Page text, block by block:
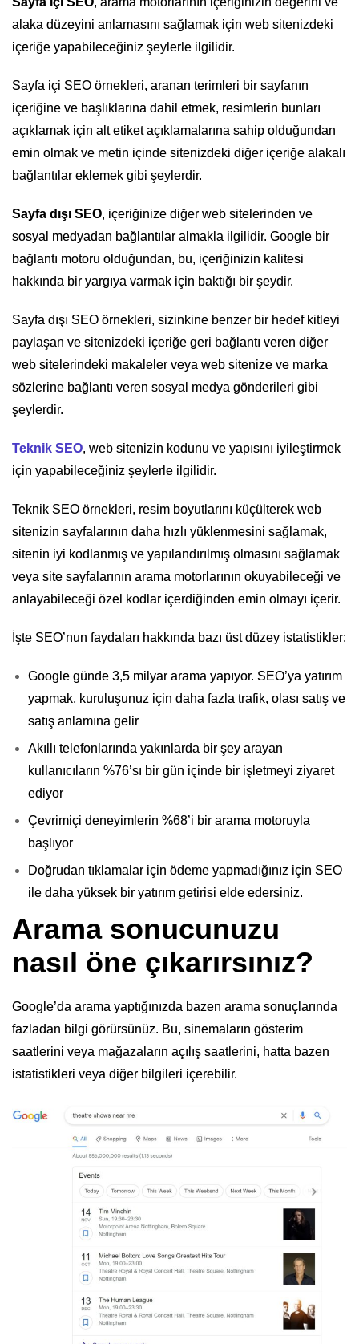
alaka düzeyini anlamasını sağlamak için web sitenizdeki
içeriğe yapabileceğiniz şeylerle ilgilidir.
Sayfa içi SEO örnekleri, aranan terimleri bir sayfanın
içeriğine ve başlıklarına dahil etmek, resimlerin bunları
açıklamak için alt etiket açıklamalarına sahip olduğundan
emin olmak ve metin içinde sitenizdeki diğer içeriğe alakalı
bağlantılar eklemek gibi şeylerdir.
Sayfa dışı SEO, içeriğinize diğer web sitelerinden ve
sosyal medyadan bağlantılar almakla ilgilidir. Google bir
bağlantı motoru olduğundan, bu, içeriğinizin kalitesi
hakkında bir yargıya varmak için baktığı bir şeydir.
Sayfa dışı SEO örnekleri, sizinkine benzer bir hedef kitleyi
paylaşan ve sitenizdeki içeriğe geri bağlantı veren diğer
web sitelerindeki makaleler veya web sitenize ve marka
sözlerine bağlantı veren sosyal medya gönderileri gibi
şeylerdir.
Teknik SEO, web sitenizin kodunu ve yapısını iyileştirmek
için yapabileceğiniz şeylerle ilgilidir.
Teknik SEO örnekleri, resim boyutlarını küçülterek web
sitenizin sayfalarının daha hızlı yüklenmesini sağlamak,
sitenin iyi kodlanmış ve yapılandırılmış olmasını sağlamak
veya site sayfalarının arama motorlarının okuyabileceği ve
anlayabileceği özel kodlar içerdiğinden emin olmayı içerir.
İşte SEO’nun faydaları hakkında bazı üst düzey istatistikler:
Google günde 3,5 milyar arama yapıyor. SEO’ya yatırım
yapmak, kuruluşunuz için daha fazla trafik, olası satış ve
satış anlamına gelir
Akıllı telefonlarında yakınlarda bir şey arayan
kullanıcıların %76’sı bir gün içinde bir işletmeyi ziyaret
ediyor
Çevrimiçi deneyimlerin %68’i bir arama motoruyla
başlıyor
Doğrudan tıklamalar için ödeme yapmadığınız için SEO
ile daha yüksek bir yatırım getirisi elde edersiniz.
Arama sonucunuzu
nasıl öne çıkarırsınız?
Google’da arama yaptığınızda bazen arama sonuçlarında
fazladan bilgi görürsünüz. Bu, sinemaların gösterim
saatlerini veya mağazaların açılış saatlerini, hatta bazen
istatistikleri veya diğer bilgileri içerebilir.